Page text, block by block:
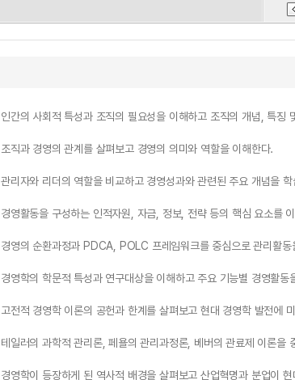
인간의 사회적 특성과 조직의 필요성을 이해하고 조직의 개념, 특징
조직과 경영의 관계를 살펴보고 경영의 의미와 역할을 이해한다.
관리자와 리더의 역할을 비교하고 경영성과와 관련된 주요 개념을 학
경영활동을 구성하는 인적자원, 자금, 정보, 전략 등의 핵심 요소를
경영의 순환과정과 PDCA, POLC 프레임워크를 중심으로 관리활동
경영학의 학문적 특성과 연구대상을 이해하고 주요 기능별 경영활동
고전적 경영학 이론의 공헌과 한계를 살펴보고 현대 경영학 발전에
테일러의 과학적 관리론, 페욜의 관리과정론, 베버의 관료제 이론을
경영학이 등장하게 된 역사적 배경을 살펴보고 산업혁명과 분업이